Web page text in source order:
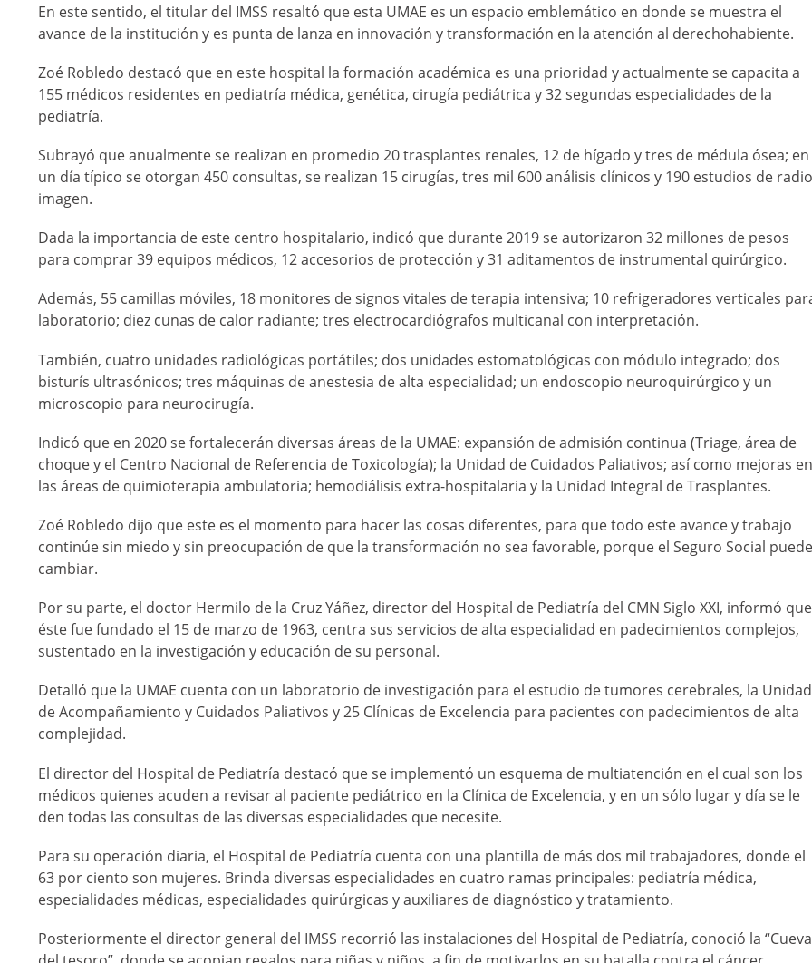
En este sentido, el titular del IMSS resaltó que esta UMAE es un espacio emblemático en donde se muestra el
avance de la institución y es punta de lanza en innovación y transformación en la atención al derechohabiente.
Zoé Robledo destacó que en este hospital la formación académica es una prioridad y actualmente se capacita a
155 médicos residentes en pediatría médica, genética, cirugía pediátrica y 32 segundas especialidades de la
pediatría.
Subrayó que anualmente se realizan en promedio 20 trasplantes renales, 12 de hígado y tres de médula ósea; en
un día típico se otorgan 450 consultas, se realizan 15 cirugías, tres mil 600 análisis clínicos y 190 estudios de
imagen.
Dada la importancia de este centro hospitalario, indicó que durante 2019 se autorizaron 32 millones de pesos
para comprar 39 equipos médicos, 12 accesorios de protección y 31 aditamentos de instrumental quirúrgico.
Además, 55 camillas móviles, 18 monitores de signos vitales de terapia intensiva; 10 refrigeradores verticales
laboratorio; diez cunas de calor radiante; tres electrocardiógrafos multicanal con interpretación.
También, cuatro unidades radiológicas portátiles; dos unidades estomatológicas con módulo integrado; dos
bisturís ultrasónicos; tres máquinas de anestesia de alta especialidad; un endoscopio neuroquirúrgico y un
microscopio para neurocirugía.
Indicó que en 2020 se fortalecerán diversas áreas de la UMAE: expansión de admisión continua (Triage, área de
choque y el Centro Nacional de Referencia de Toxicología); la Unidad de Cuidados Paliativos; así como mejoras en
las áreas de quimioterapia ambulatoria; hemodiálisis extra-hospitalaria y la Unidad Integral de Trasplantes.
Zoé Robledo dijo que este es el momento para hacer las cosas diferentes, para que todo este avance y trabajo
continúe sin miedo y sin preocupación de que la transformación no sea favorable, porque el Seguro Social puede
cambiar.
Por su parte, el doctor Hermilo de la Cruz Yáñez, director del Hospital de Pediatría del CMN Siglo XXI, informó que
éste fue fundado el 15 de marzo de 1963, centra sus servicios de alta especialidad en padecimientos complejos,
sustentado en la investigación y educación de su personal.
Detalló que la UMAE cuenta con un laboratorio de investigación para el estudio de tumores cerebrales, la Unidad
de Acompañamiento y Cuidados Paliativos y 25 Clínicas de Excelencia para pacientes con padecimientos de alta
complejidad.
El director del Hospital de Pediatría destacó que se implementó un esquema de multiatención en el cual son los
médicos quienes acuden a revisar al paciente pediátrico en la Clínica de Excelencia, y en un sólo lugar y día se le
den todas las consultas de las diversas especialidades que necesite.
Para su operación diaria, el Hospital de Pediatría cuenta con una plantilla de más dos mil trabajadores, donde el
63 por ciento son mujeres. Brinda diversas especialidades en cuatro ramas principales: pediatría médica,
especialidades médicas, especialidades quirúrgicas y auxiliares de diagnóstico y tratamiento.
Posteriormente el director general del IMSS recorrió las instalaciones del Hospital de Pediatría, conoció la “Cueva